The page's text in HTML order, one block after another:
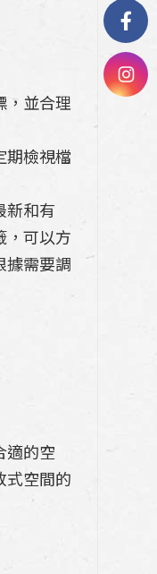
，並合理
期檢視檔
新和有
，可以方
據需要調
適的空
式空間的